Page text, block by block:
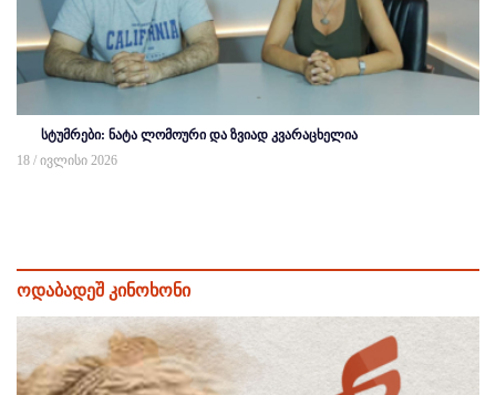
სტუმრები: ნატა ლომოური და ზვიად კვარაცხელია
18 / ივლისი 2026
ოდაბადეშ კინოხონი